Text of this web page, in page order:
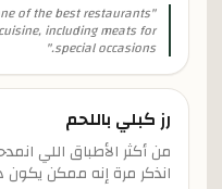
"
of the best restaurants
including meats for
special occasions.
"
رز كبلي باللحم
من أكثر الأطباق اللي
انذكر مرة إنه ممكن